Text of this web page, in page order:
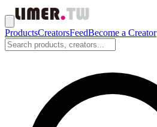
ProductsCreatorsFeedBecome a Creator